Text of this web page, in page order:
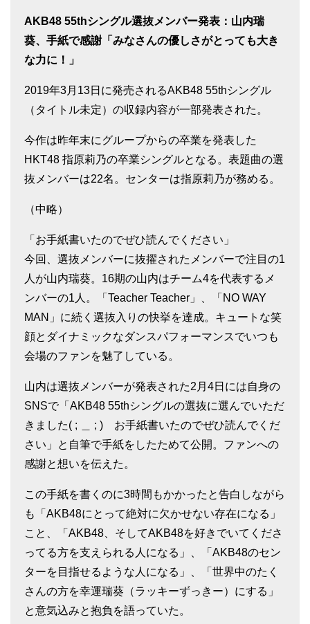
AKB48 55thシングル選抜メンバー発表：山内瑞
葵、手紙で感謝「みなさんの優しさがとっても大き
な力に！」
2019年3月13日に発売されるAKB48 55thシングル
（タイトル未定）の収録内容が一部発表された。
今作は昨年末にグループからの卒業を発表した
HKT48 指原莉乃の卒業シングルとなる。表題曲の選
抜メンバーは22名。センターは指原莉乃が務める。
（中略）
「お手紙書いたのでぜひ読んでください」
今回、選抜メンバーに抜擢されたメンバーで注目の1
人が山内瑞葵。16期の山内はチーム4を代表するメ
ンバーの1人。「Teacher Teacher」、「NO WAY
MAN」に続く選抜入りの快挙を達成。キュートな笑
顔とダイナミックなダンスパフォーマンスでいつも
会場のファンを魅了している。
山内は選抜メンバーが発表された2月4日には自身の
SNSで「AKB48 55thシングルの選抜に選んでいただ
きました( ; ＿ ; ) お手紙書いたのでぜひ読んでくだ
さい」と自筆で手紙をしたためて公開。ファンへの
感謝と想いを伝えた。
この手紙を書くのに3時間もかかったと告白しながら
も「AKB48にとって絶対に欠かせない存在になる」
こと、「AKB48、そしてAKB48を好きでいてくださ
ってる方を支えられる人になる」、「AKB48のセン
ターを目指せるような人になる」、「世界中のたく
さんの方を幸運瑞葵（ラッキーずっきー）にする」
と意気込みと抱負を語っていた。